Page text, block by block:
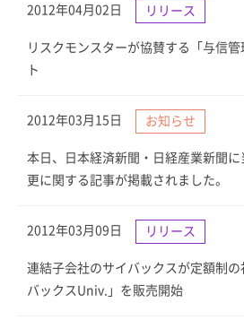
2012年04月02日 リリース
リスクモンスターが協賛する「与信
ト
2012年03月15日 お知らせ
本日、日本経済新聞・日経産業新聞
更に関する記事が掲載されました。
2012年03月09日 リリース
連結子会社のサイバックスが定額制
バックスUniv.」を販売開始